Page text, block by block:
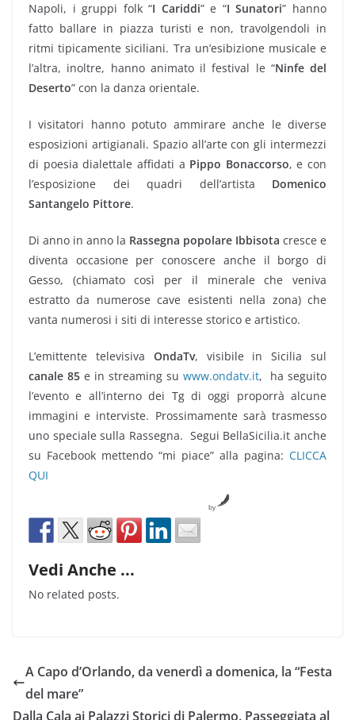
Napoli, i gruppi folk “I Cariddi” e “I Sunatori” hanno
fatto ballare in piazza turisti e non, travolgendoli in
ritmi tipicamente siciliani. Tra un’esibizione musicale e
l’altra, inoltre, hanno animato il festival le “Ninfe del
Deserto” con la danza orientale.
I visitatori hanno potuto ammirare anche le diverse
esposizioni artigianali. Spazio all’arte con gli intermezzi
di poesia dialettale affidati a Pippo Bonaccorso, e con
l’esposizione dei quadri dell’artista Domenico
Santangelo Pittore.
Di anno in anno la Rassegna popolare Ibbisota cresce e
diventa occasione per conoscere anche il borgo di
Gesso, (chiamato così per il minerale che veniva
estratto da numerose cave esistenti nella zona) che
vanta numerosi i siti di interesse storico e artistico.
L’emittente televisiva OndaTv, visibile in Sicilia sul
canale 85 e in streaming su www.ondatv.it, ha seguito
l’evento e all’interno dei Tg di oggi proporrà alcune
immagini e interviste. Prossimamente sarà trasmesso
uno speciale sulla Rassegna. Segui BellaSicilia.it anche
su Facebook mettendo “mi piace” alla pagina: CLICCA
QUI
by
Vedi Anche ...
No related posts.
A Capo d’Orlando, da venerdì a domenica, la “Festa
del mare”
Dalla Cala ai Palazzi Storici di Palermo. Passeggiata al